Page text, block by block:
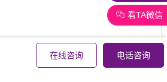
看TA微信
在线咨询 电话咨询